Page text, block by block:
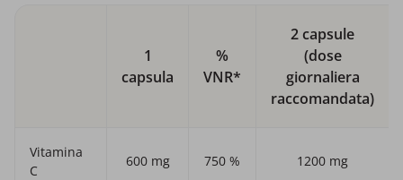
1
capsula
%
VNR*
2 capsule
(dose
giornaliera
raccomandata)
Vitamina
C
600 mg 750 % 1200 mg